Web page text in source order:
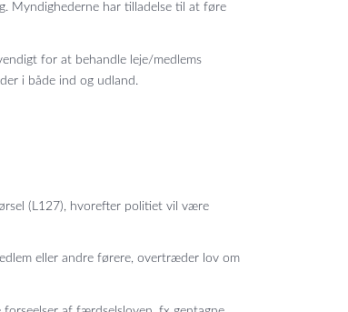
Myndighederne har tilladelse til at føre
for at behandle leje/medlems
i både ind og udland.
(L127), hvorefter politiet vil være
eller andre førere, overtræder lov om